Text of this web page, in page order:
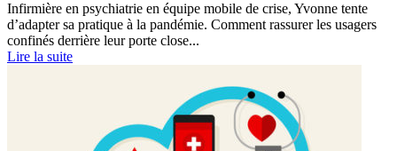
Infirmière en psychiatrie en équipe mobile de crise, Yvonne tente
d’adapter sa pratique à la pandémie. Comment rassurer les usagers
confinés derrière leur porte close...
Lire la suite